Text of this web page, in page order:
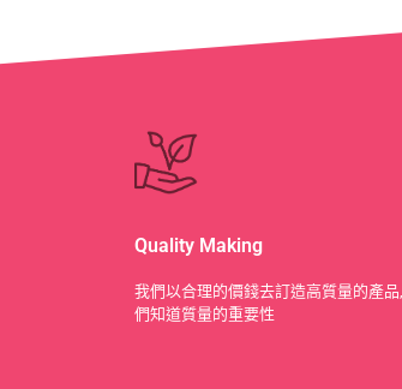
Quality Making
我們以合理的價錢去訂造高質量的產
們知道質量的重要性